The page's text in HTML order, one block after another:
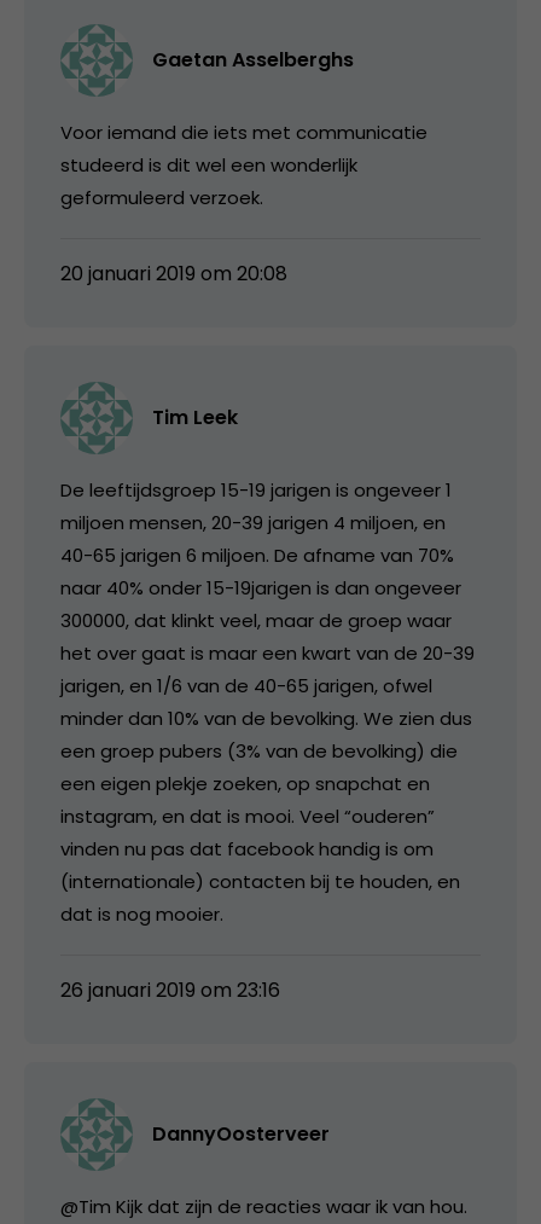
Gaetan Asselberghs
Voor iemand die iets met communicatie
studeerd is dit wel een wonderlijk
geformuleerd verzoek.
20 januari 2019 om 20:08
Tim Leek
De leeftijdsgroep 15-19 jarigen is ongeveer 1
miljoen mensen, 20-39 jarigen 4 miljoen, en
40-65 jarigen 6 miljoen. De afname van 70%
naar 40% onder 15-19jarigen is dan ongeveer
300000, dat klinkt veel, maar de groep waar
het over gaat is maar een kwart van de 20-39
jarigen, en 1/6 van de 40-65 jarigen, ofwel
minder dan 10% van de bevolking. We zien dus
een groep pubers (3% van de bevolking) die
een eigen plekje zoeken, op snapchat en
instagram, en dat is mooi. Veel “ouderen”
vinden nu pas dat facebook handig is om
(internationale) contacten bij te houden, en
dat is nog mooier.
26 januari 2019 om 23:16
DannyOosterveer
@Tim Kijk dat zijn de reacties waar ik van hou.